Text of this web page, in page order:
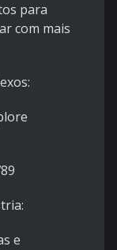
para
com mais
e